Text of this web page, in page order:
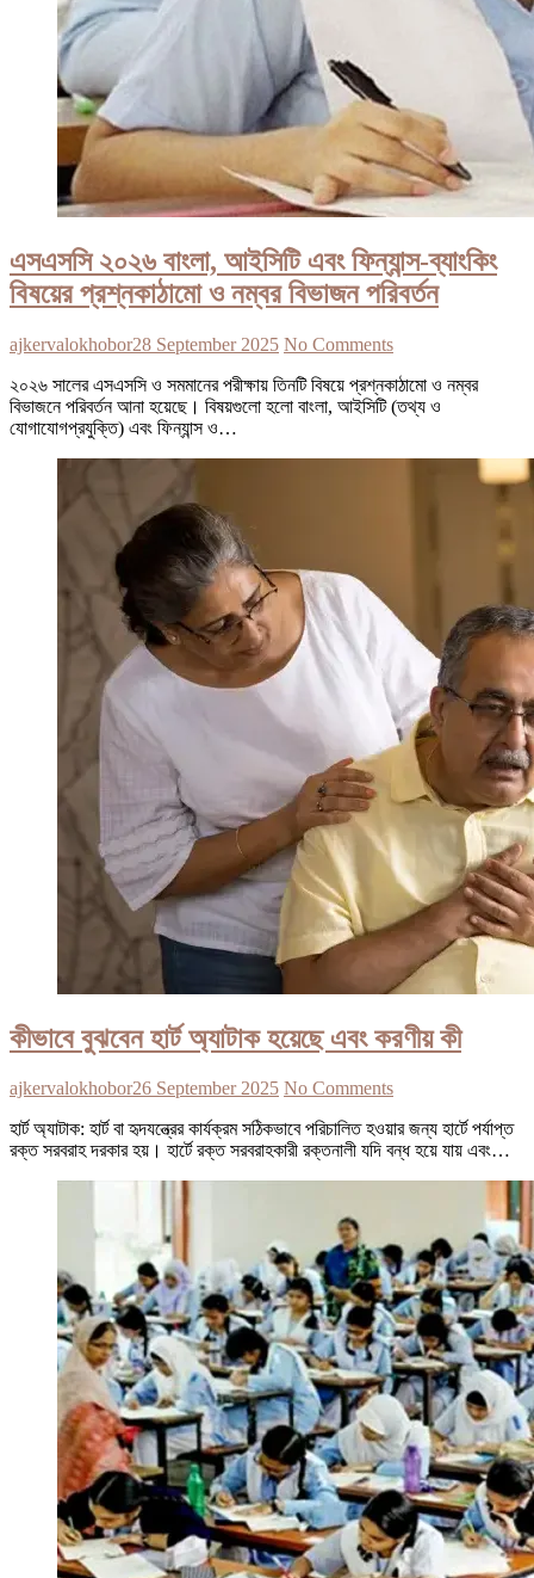
এসএসসি ২০২৬ বাংলা, আইসিটি এবং ফিন্যান্স-ব্যাংকিং
বিষয়ের প্রশ্নকাঠামো ও নম্বর বিভাজন পরিবর্তন
ajkervalokhobor28 September 2025 No Comments
২০২৬ সালের এসএসসি ও সমমানের পরীক্ষায় তিনটি বিষয়ে প্রশ্নকাঠামো ও নম্বর
বিভাজনে পরিবর্তন আনা হয়েছে। বিষয়গুলো হলো বাংলা, আইসিটি (তথ্য ও
যোগাযোগপ্রযুক্তি) এবং ফিন্যান্স ও…
কীভাবে বুঝবেন হার্ট অ্যাটাক হয়েছে এবং করণীয় কী
ajkervalokhobor26 September 2025 No Comments
হার্ট অ্যাটাক: হার্ট বা হৃদযন্ত্রের কার্যক্রম সঠিকভাবে পরিচালিত হওয়ার জন্য হার্টে পর্যাপ্ত
রক্ত সরবরাহ দরকার হয়। হার্টে রক্ত সরবরাহকারী রক্তনালী যদি বন্ধ হয়ে যায় এবং…